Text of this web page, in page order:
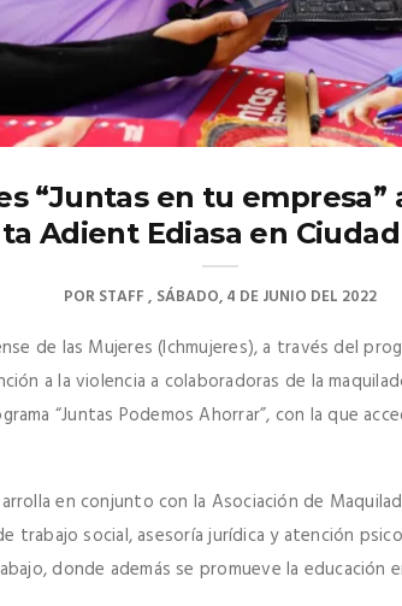
“Juntas en tu empresa”
Adient Ediasa en
PORSTAFF SÁBADO, 4 DE JUNIO DEL 2022
de las Mujeres (Ichmujeres), a través del
a la violencia a colaboradoras de la
“Juntas Podemos Ahorrar”, con la que
en conjunto con la Asociación de
trabajo social, asesoría jurídica y atención
donde además se promueve la educación